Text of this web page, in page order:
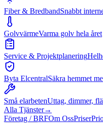
Fiber & BredbandSnabbt
GolvvärmeVarma golv hela året
Service & Projektplanering
Byta ElcentralSäkra hemmet
Små elarbetenUttag, dimmer,
Alla Tjänster→
Företag / BRFOm OssPriser